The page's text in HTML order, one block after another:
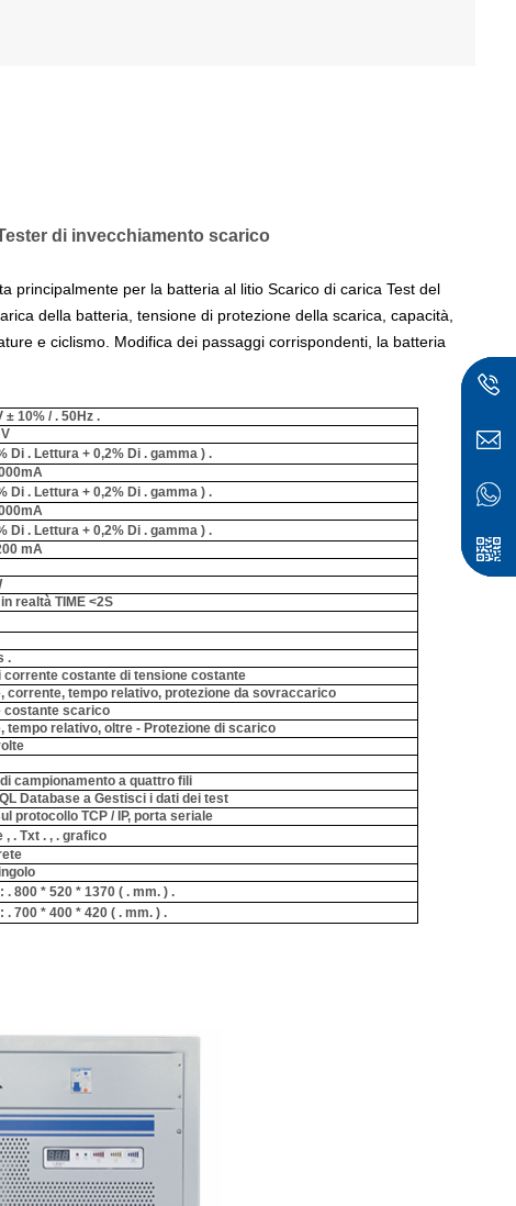
di invecchiamento scarico
principalmente per la batteria al litio Scarico di carica Test del
della batteria, tensione di protezione della scarica, capacità,
e ciclismo. Modifica dei passaggi corrispondenti, la batteria
± 10% / . 50Hz .
Di . Lettura + 0,2% Di . gamma) .
Di . Lettura + 0,2% Di . gamma) .
Di . Lettura + 0,2% Di . gamma) .
mA
realtà TIME <2S
.
corrente costante di tensione costante
corrente, tempo relativo, protezione da sovraccarico
costante scarico
tempo relativo, oltre - Protezione di scarico
campionamento a quattro fili
Database a Gestisci i dati dei test
protocollo TCP / IP, porta seriale
, .Txt ., .grafico
: .800 * 520 * 1370 ( .mm.) .
: .700 * 400 * 420 ( .mm.) .